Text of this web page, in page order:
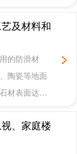
期的解决由
危险滑倒的
的产品，主
所防止意外
用场景是学
汽车站、食
厂等楼梯和
及材料和
的防滑材
陶瓷等地面
材表面达到
滑处理一般
斜坡表面。
层会长期附
、家庭楼